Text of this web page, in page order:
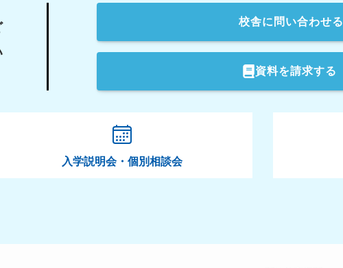
校舎に問い合わせる
資料を請求する
入学説明会・個別相談会